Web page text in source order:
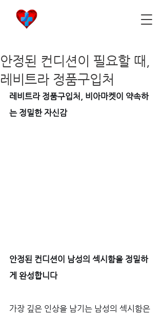
안정된 컨디션이 필요할 때,
레비트라 정품구입처
레비트라 정품구입처, 비아마켓이 약속하
는 정밀한 자신감
안정된 컨디션이 남성의 섹시함을 정밀하
게 완성합니다
가장 깊은 인상을 남기는 남성의 섹시함은